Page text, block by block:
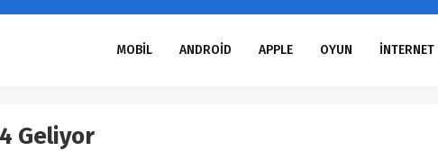
MOBİL ANDROİD APPLE OYUN İNTERNET
Geliyor